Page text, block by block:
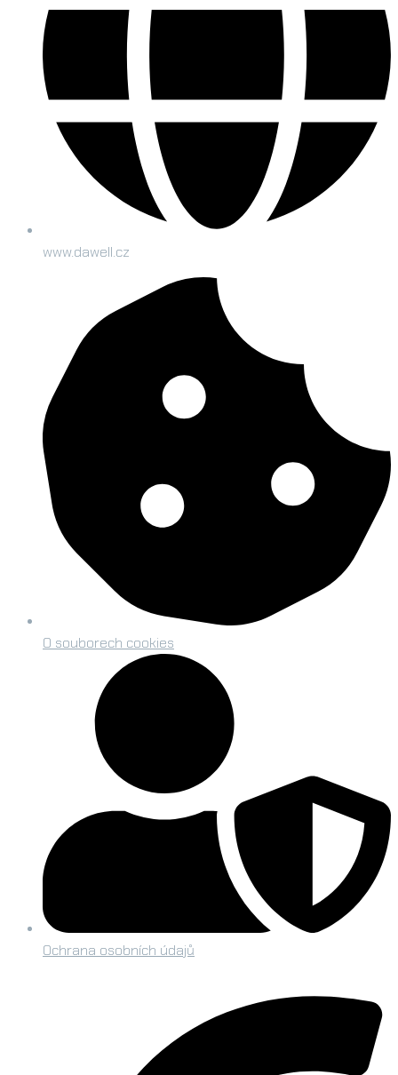
www.dawell.cz
O souborech cookies
Ochrana osobních údajů